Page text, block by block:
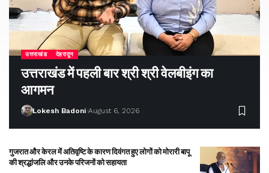
उत्तराखंड देहरादून
उत्तराखंड में पहली बार श्री श्री वेलबीइंग का
आगमन
Lokesh Badoni August 6, 2026
गुजरात और केरल में अतिवृष्टि के कारण दिवंगत हुए लोगों को मोरारी बापू
की श्रद्धांजलि और उनके परिजनों को सहायता